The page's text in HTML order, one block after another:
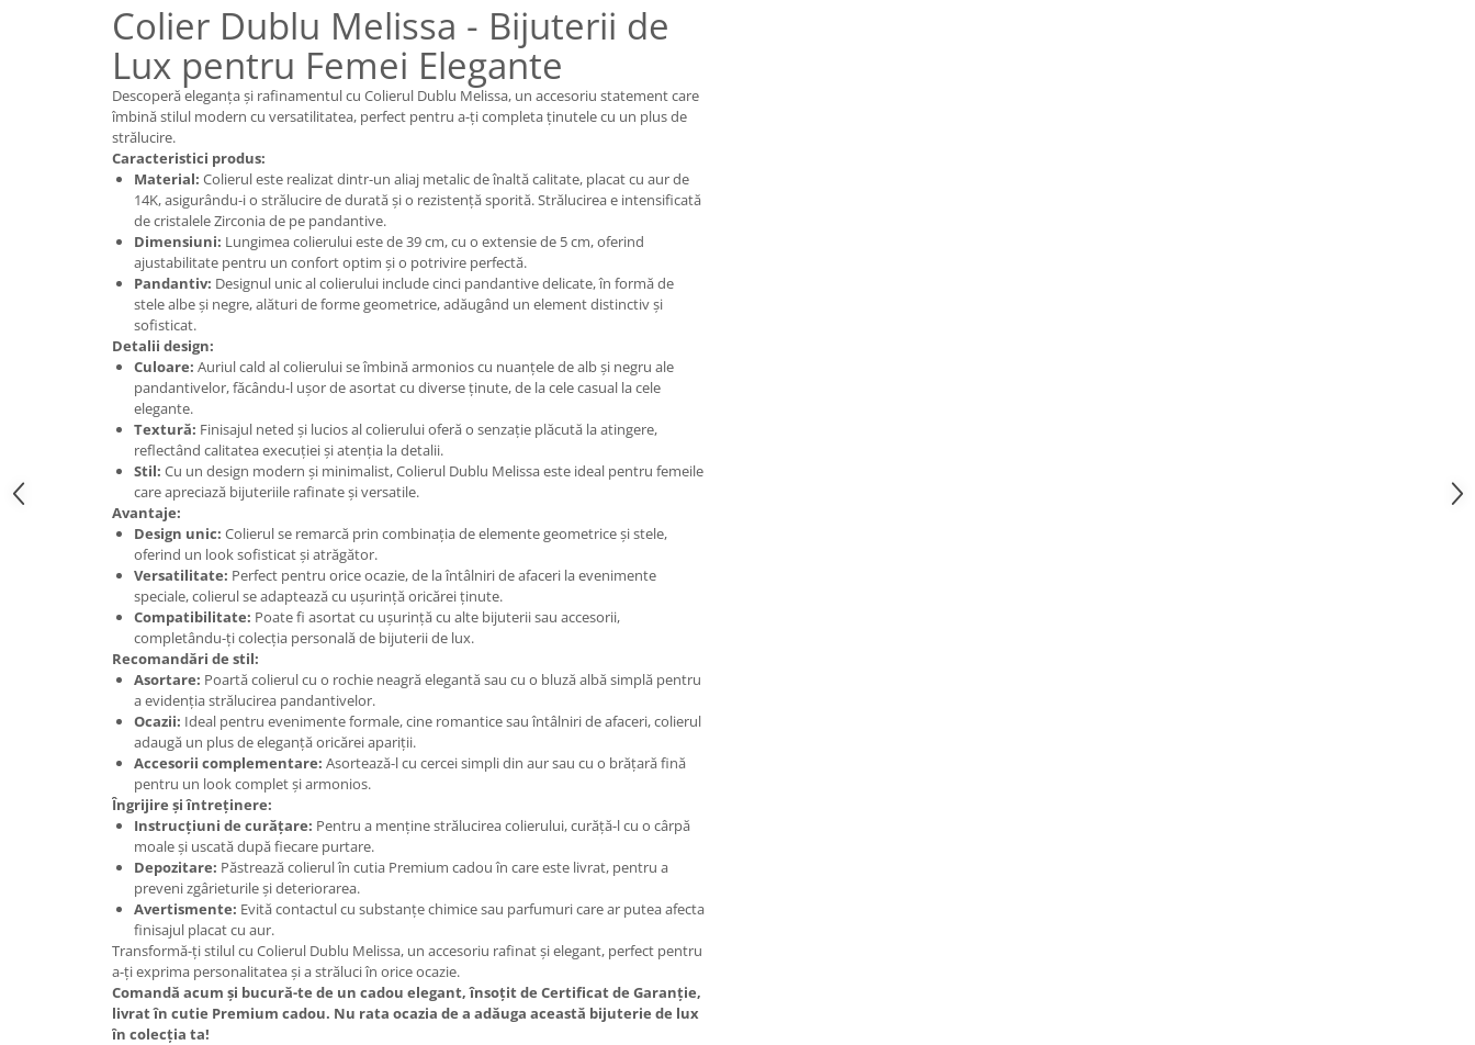
Colier Dublu Melissa - Bijuterii de
Lux pentru Femei Elegante
Descoperă eleganța și rafinamentul cu Colierul Dublu Melissa, un accesoriu statement care
îmbină stilul modern cu versatilitatea, perfect pentru a-ți completa ținutele cu un plus de
strălucire.
Caracteristici produs:
Material: Colierul este realizat dintr-un aliaj metalic de înaltă calitate, placat cu aur de
14K, asigurându-i o strălucire de durată și o rezistență sporită. Strălucirea e intensificată
de cristalele Zirconia de pe pandantive.
Dimensiuni: Lungimea colierului este de 39 cm, cu o extensie de 5 cm, oferind
ajustabilitate pentru un confort optim și o potrivire perfectă.
Pandantiv: Designul unic al colierului include cinci pandantive delicate, în formă de
stele albe și negre, alături de forme geometrice, adăugând un element distinctiv și
sofisticat.
Detalii design:
Culoare: Auriul cald al colierului se îmbină armonios cu nuanțele de alb și negru ale
pandantivelor, făcându-l ușor de asortat cu diverse ținute, de la cele casual la cele
elegante.
Textură: Finisajul neted și lucios al colierului oferă o senzație plăcută la atingere,
reflectând calitatea execuției și atenția la detalii.
Stil: Cu un design modern și minimalist, Colierul Dublu Melissa este ideal pentru femeile
care apreciază bijuteriile rafinate și versatile.
Avantaje:
Design unic: Colierul se remarcă prin combinația de elemente geometrice și stele,
oferind un look sofisticat și atrăgător.
Versatilitate: Perfect pentru orice ocazie, de la întâlniri de afaceri la evenimente
speciale, colierul se adaptează cu ușurință oricărei ținute.
Compatibilitate: Poate fi asortat cu ușurință cu alte bijuterii sau accesorii,
completându-ți colecția personală de bijuterii de lux.
Recomandări de stil:
Asortare: Poartă colierul cu o rochie neagră elegantă sau cu o bluză albă simplă pentru
a evidenția strălucirea pandantivelor.
Ocazii: Ideal pentru evenimente formale, cine romantice sau întâlniri de afaceri, colierul
adaugă un plus de eleganță oricărei apariții.
Accesorii complementare: Asortează-l cu cercei simpli din aur sau cu o brățară fină
pentru un look complet și armonios.
Îngrijire și întreținere:
Instrucțiuni de curățare: Pentru a menține strălucirea colierului, curăță-l cu o cârpă
moale și uscată după fiecare purtare.
Depozitare: Păstrează colierul în cutia Premium cadou în care este livrat, pentru a
preveni zgârieturile și deteriorarea.
Avertismente: Evită contactul cu substanțe chimice sau parfumuri care ar putea afecta
finisajul placat cu aur.
Transformă-ți stilul cu Colierul Dublu Melissa, un accesoriu rafinat și elegant, perfect pentru
a-ți exprima personalitatea și a străluci în orice ocazie.
Comandă acum și bucură-te de un cadou elegant, însoțit de Certificat de Garanție,
livrat în cutie Premium cadou. Nu rata ocazia de a adăuga această bijuterie de lux
în colecția ta!